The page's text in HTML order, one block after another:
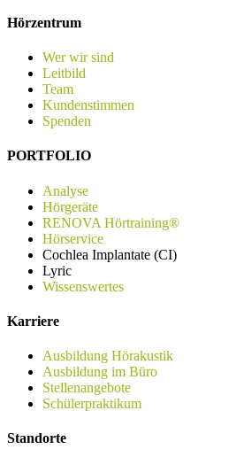
Hörzentrum
Wer wir sind
Leitbild
Team
Kundenstimmen
Spenden
PORTFOLIO
Analyse
Hörgeräte
RENOVA Hörtraining®
Hörservice
Cochlea Implantate (CI)
Lyric
Wissenswertes
Karriere
Ausbildung Hörakustik
Ausbildung im Büro
Stellenangebote
Schülerpraktikum
Standorte